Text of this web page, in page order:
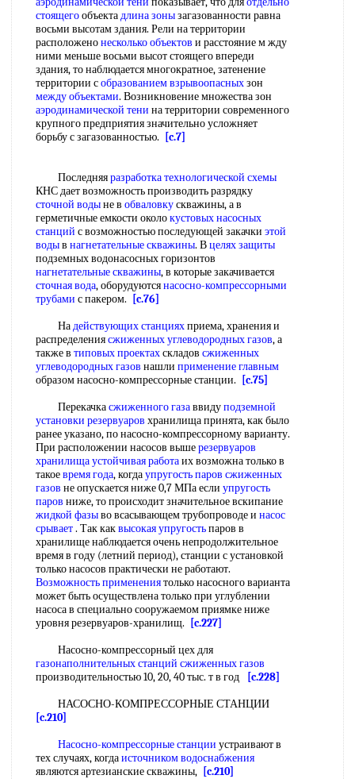
стоящегообъектадлина зонызагазованности равна
восьми высотам здания. Рели на территории
расположенонесколько объектов и расстояние м жду
ними меньше восьми высот стоящего впереди
здания, то наблюдается многократное, затенение
территории собразованием взрывоопасныхзон
между объектами. Возникновение множества зон
аэродинамической тени на территории современного
крупного предприятия значительно усложняет
борьбу с загазованностью.
[c.7]
Последняяразработка технологической схемы
КНС дает возможность производить разрядку
сточной водыне в обваловкускважины, а в
герметичные емкости околокустовых насосных
станций с возможностью последующей закачки этой
водыв нагнетательные скважины. Вцелях защиты
подземных водонасосных горизонтов
нагнетательные скважины, в которые закачивается
сточная вода, оборудуютсянасосно-компрессорными
трубами с пакером.
[c.76]
Надействующих станцияхприема, хранения и
распределениясжиженных углеводородных газов, а
также в типовых проектахскладов сжиженных
углеводородных газов нашли применение главным
образом насосно-компрессорные станции.
[c.75]
Перекачкасжиженного газаввидуподземной
установки резервуаров хранилища принята, как было
ранее указано, по насосно-компрессорному варианту.
При расположении насосов вышерезервуаров
хранилищаустойчивая работаих возможна только в
такоевремя года, когдаупругость паров сжиженных
газов не опускается ниже 0,7 МПа если упругость
паров ниже, то происходит значительное вскипание
жидкой фазыво всасывающем трубопроводе и насос
срывает. Так каквысокая упругостьпаров в
хранилище наблюдается очень непродолжительное
время в году (летний период), станции с установкой
только насосов практически не работают.
Возможность применениятолько насосного варианта
может быть осуществлена только при углублении
насоса в специально сооружаемом приямке ниже
уровня резервуаров-хранилищ.
[c.227]
Насосно-компрессорный цех для
газонаполнительных станций сжиженных газов
производительностью 10, 20, 40 тыс. т в год
[c.228]
НАСОСНО-КОМПРЕССОРНЫЕ СТАНЦИИ
[c.210]
Насосно-компрессорные станции устраивают в
тех случаях, когдаисточником водоснабжения
являются артезианские скважины, [c.210]